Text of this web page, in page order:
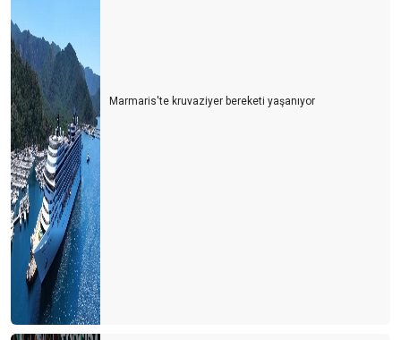
Marmaris'te kruvaziyer bereketi yaşanıyor